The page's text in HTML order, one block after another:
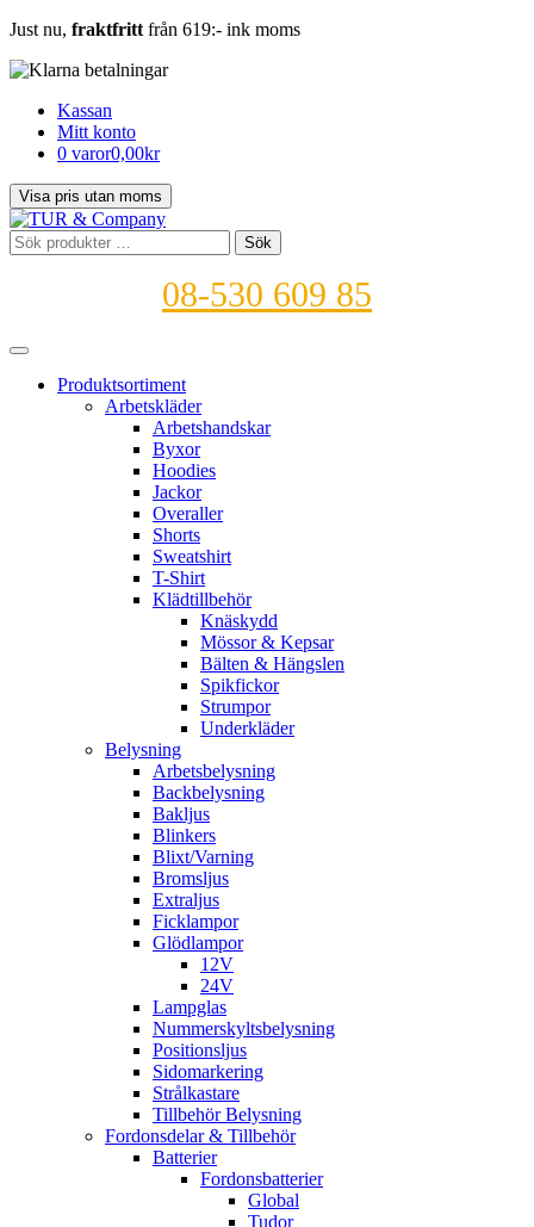
Just nu, fraktfritt från 619:- ink moms
Kassan
Mitt konto
0 varor0,00kr
Sök
efter:
Sök
08-530 609 85
Produktsortiment
Arbetskläder
Arbetshandskar
Byxor
Hoodies
Jackor
Overaller
Shorts
Sweatshirt
T-Shirt
Klädtillbehör
Knäskydd
Mössor & Kepsar
Bälten & Hängslen
Spikfickor
Strumpor
Underkläder
Belysning
Arbetsbelysning
Backbelysning
Bakljus
Blinkers
Blixt/Varning
Bromsljus
Extraljus
Ficklampor
Glödlampor
12V
24V
Lampglas
Nummerskyltsbelysning
Positionsljus
Sidomarkering
Strålkastare
Tillbehör Belysning
Fordonsdelar & Tillbehör
Batterier
Fordonsbatterier
Global
Tudor